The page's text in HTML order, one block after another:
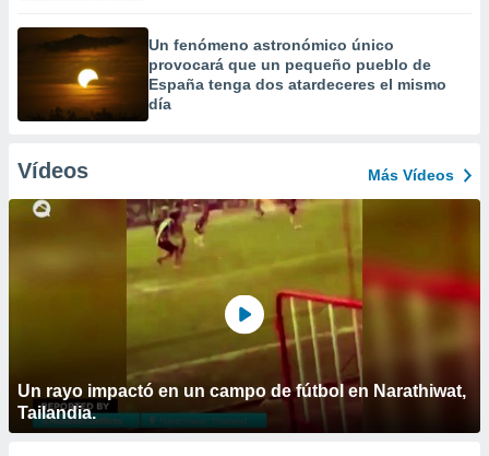
Un fenómeno astronómico único
provocará que un pequeño pueblo de
España tenga dos atardeceres el mismo
día
Vídeos Más Vídeos
Un rayo impactó en un campo de fútbol en Narathiwat,
Tailandia.